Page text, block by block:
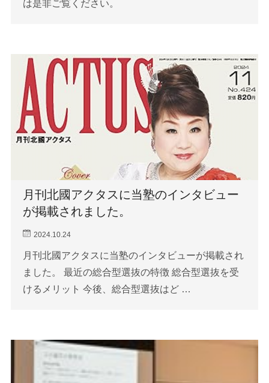
は是非ご覧ください。
月刊北國アクタスに当塾のインタビュー
が掲載されました。
2024.10.24
月刊北國アクタスに当塾のインタビューが掲載され
ました。 最近の総合型選抜の特徴 総合型選抜を受
けるメリット 今後、総合型選抜はど …